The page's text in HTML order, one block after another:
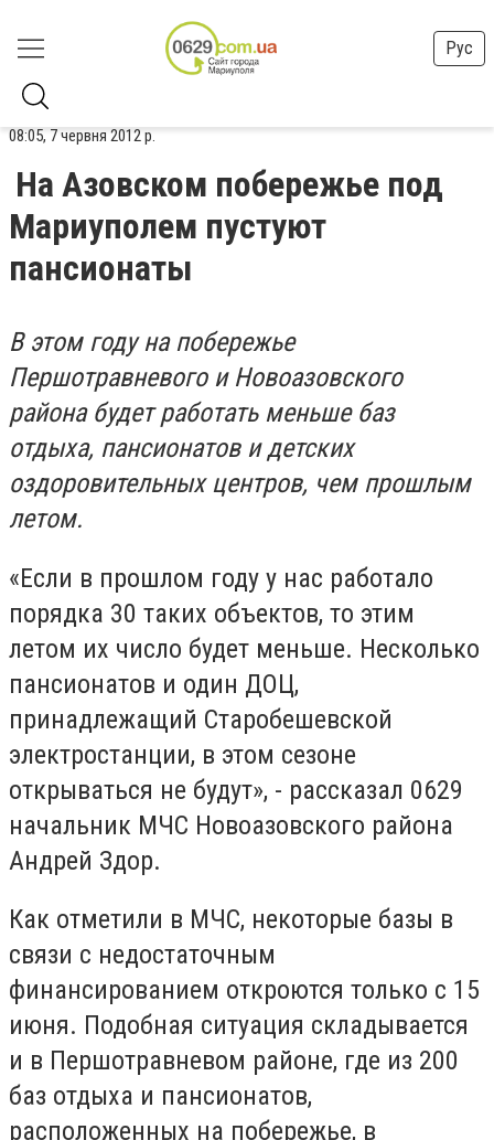
Рус
08:05, 7 червня 2012 р.
На Азовском побережье под
Мариуполем пустуют
пансионаты
В этом году на побережье
Першотравневого и Новоазовского
района будет работать меньше баз
отдыха, пансионатов и детских
оздоровительных центров, чем прошлым
летом.
«Если в прошлом году у нас работало
порядка 30 таких объектов, то этим
летом их число будет меньше. Несколько
пансионатов и один ДОЦ,
принадлежащий Старобешевской
электростанции, в этом сезоне
открываться не будут», - рассказал 0629
начальник МЧС Новоазовского района
Андрей Здор.
Как отметили в МЧС, некоторые базы в
связи с недостаточным
финансированием откроются только с 15
июня. Подобная ситуация складывается
и в Першотравневом районе, где из 200
баз отдыха и пансионатов,
расположенных на побережье, в